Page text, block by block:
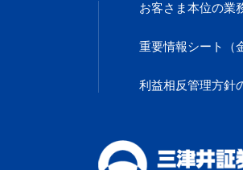
お客さま本位の業
重要情報シート
利益相反管理方針